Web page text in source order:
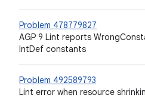
Problem 478779827
AGP 9 Lint reports
IntDef constants
Problem 492589793
Lint error when resource